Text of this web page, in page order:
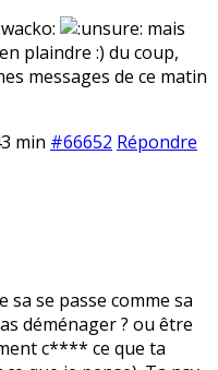
mais
plaindre :) du coup,
messages de ce matin
min #66652 Répondre
sa se passe comme sa
déménager ? ou être
c**** ce que ta